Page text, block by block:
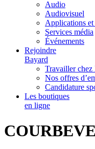
Audio
Audiovisuel
Applications et
Services média
Événements
Rejoindre
Bayard
Travailler chez
Nos offres
Candidature
Les boutiques
en ligne